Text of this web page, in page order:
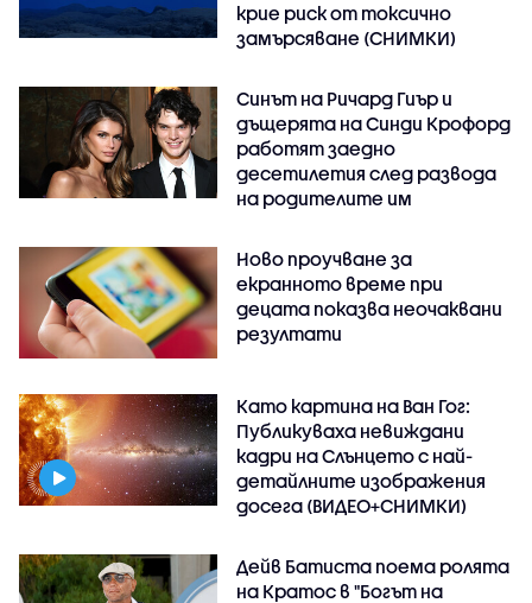
крие риск от токсично
замърсяване (СНИМКИ)
Синът на Ричард Гиър и
дъщерята на Синди Крофорд
работят заедно
десетилетия след развода
на родителите им
Ново проучване за
екранното време при
децата показва неочаквани
резултати
Като картина на Ван Гог:
Публикуваха невиждани
кадри на Слънцето с най-
детайлните изображения
досега (ВИДЕО+СНИМКИ)
Дейв Батиста поема ролята
на Кратос в "Богът на